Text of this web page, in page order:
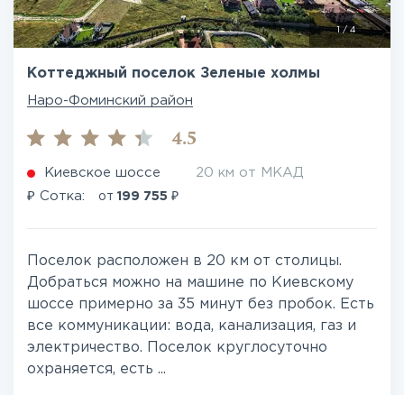
1 /4
Коттеджный поселок Зеленые холмы
Наро-Фоминский район
4.5
Киевское шоссе 20 км от МКАД
₽ Сотка: от 199 755 ₽
Поселок расположен в 20 км от столицы.
Добраться можно на машине по Киевскому
шоссе примерно за 35 минут без пробок. Есть
все коммуникации: вода, канализация, газ и
электричество. Поселок круглосуточно
охраняется, есть ...